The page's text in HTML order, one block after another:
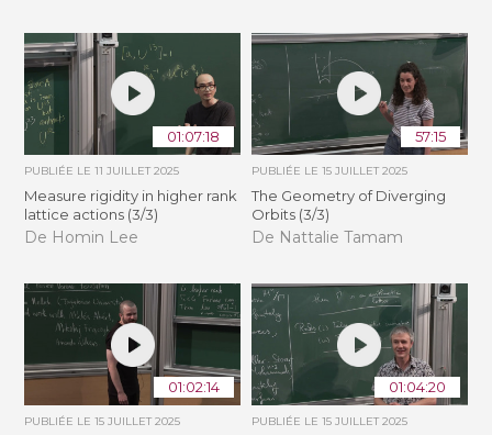
01:07:18
PUBLIÉE LE11 JUILLET 2025
Measure rigidity in higher rank
lattice actions (3/3)
De Homin Lee
57:15
PUBLIÉE LE 15 JUILLET 2025
The Geometry of Diverging
Orbits (3/3)
De Nattalie Tamam
01:02:14
PUBLIÉE LE15 JUILLET 2025
01:04:20
PUBLIÉE LE 15 JUILLET 2025